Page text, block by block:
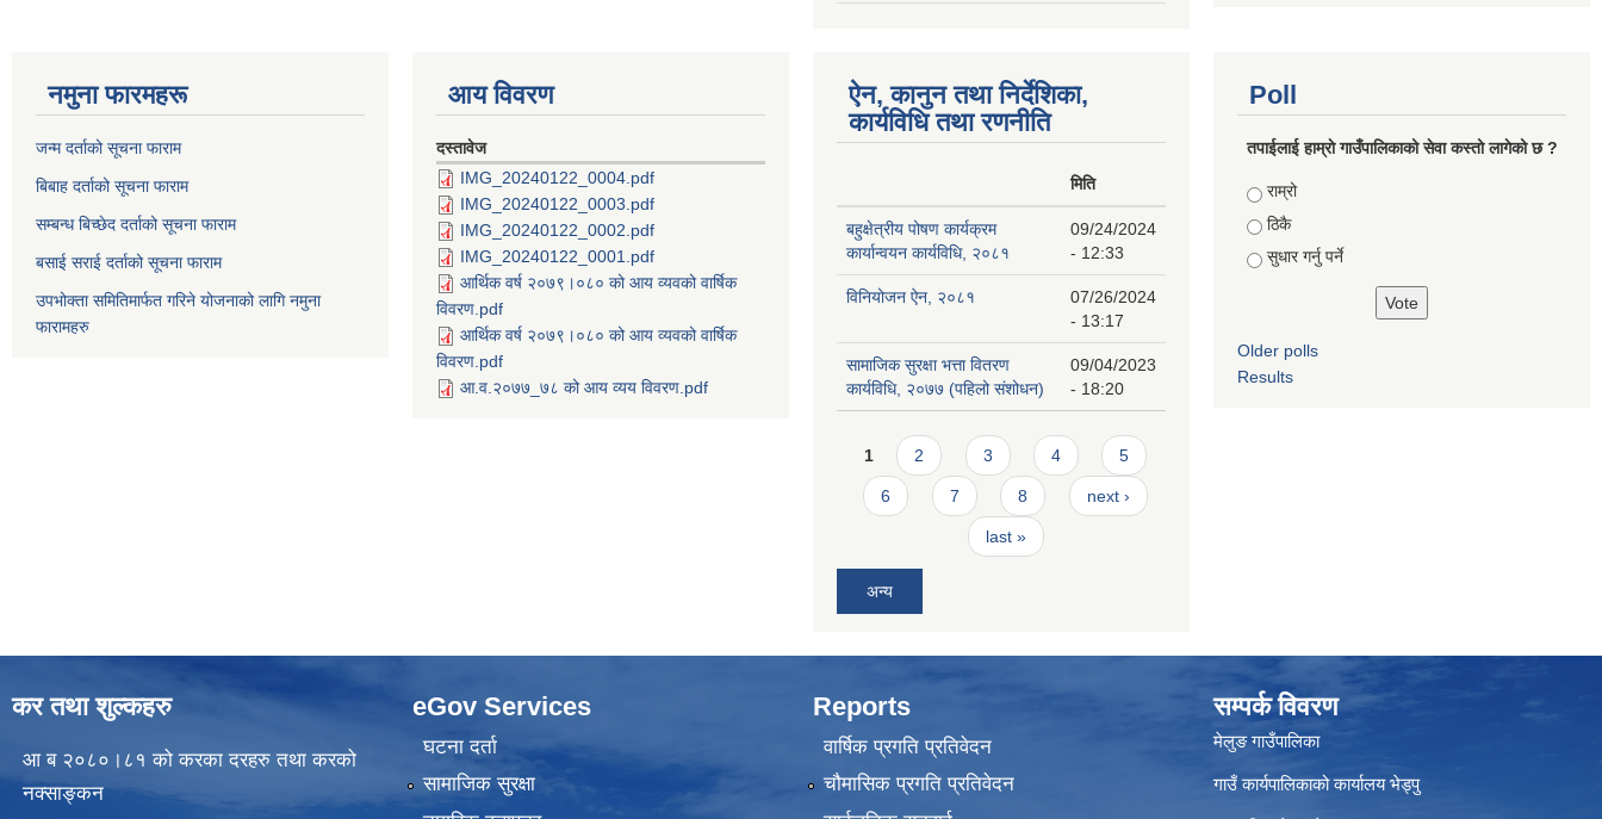
नमुना फारमहरू
जन्म दर्ताको सूचना फाराम
बिबाह दर्ताको सूचना फाराम
सम्बन्ध बिच्छेद दर्ताको सूचना फाराम
बसाई सराई दर्ताको सूचना फाराम
उपभोक्ता समितिमार्फत गरिने योजनाको लागि नमुना
फारामहरु
आय विवरण
दस्तावेज
IMG_20240122_0004.pdf
IMG_20240122_0003.pdf
IMG_20240122_0002.pdf
IMG_20240122_0001.pdf
आर्थिक वर्ष २०७९।०८० को आय व्यवको वार्षिक
विवरण.pdf
आर्थिक वर्ष २०७९।०८० को आय व्यवको वार्षिक
विवरण.pdf
आ.व.२०७७_७८ को आय व्यय विवरण.pdf
ऐन, कानुन तथा निर्देशिका,
कार्यविधि तथा रणनीति
मिति
बहुक्षेत्रीय पोषण कार्यक्रम
कार्यान्वयन कार्यविधि, २०८१
09/24/2024
- 12:33
विनियोजन ऐन, २०८१
07/26/2024
- 13:17
सामाजिक सुरक्षा भत्ता वितरण
कार्यविधि, २०७७ (पहिलो संशोधन)
09/04/2023
- 18:20
Pages
1 2 3 4 5
6 7 8 next ›
last »
अन्य
Poll
तपाईलाई हाम्राे गाउँपालिकाको सेवा कस्तो लागेको छ ?
Choices
राम्रो
ठिकै
सुधार गर्नु पर्ने
Older polls
Results
कर तथा शुल्कहरु
आ ब २०८०।८१ को करका दरहरु तथा करको
नक्साङ्कन
eGov Services
घटना दर्ता
सामाजिक सुरक्षा
Reports
वार्षिक प्रगति प्रतिवेदन
चौमासिक प्रगति प्रतिवेदन
सम्पर्क विवरण
मेलुङ गाउँपालिका
गाउँ कार्यपालिकाको कार्यालय भेड्पु